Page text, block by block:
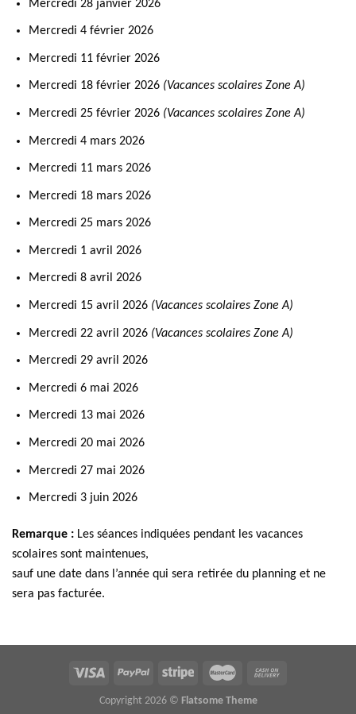
Mercredi 28 janvier 2026
Mercredi 4 février 2026
Mercredi 11 février 2026
Mercredi 18 février 2026 (Vacances scolaires Zone A)
Mercredi 25 février 2026 (Vacances scolaires Zone A)
Mercredi 4 mars 2026
Mercredi 11 mars 2026
Mercredi 18 mars 2026
Mercredi 25 mars 2026
Mercredi 1 avril 2026
Mercredi 8 avril 2026
Mercredi 15 avril 2026 (Vacances scolaires Zone A)
Mercredi 22 avril 2026 (Vacances scolaires Zone A)
Mercredi 29 avril 2026
Mercredi 6 mai 2026
Mercredi 13 mai 2026
Mercredi 20 mai 2026
Mercredi 27 mai 2026
Mercredi 3 juin 2026
Remarque : Les séances indiquées pendant les vacances
scolaires sont maintenues,
sauf une date dans l’année qui sera retirée du planning et ne
sera pas facturée.
Copyright 2026 © Flatsome Theme